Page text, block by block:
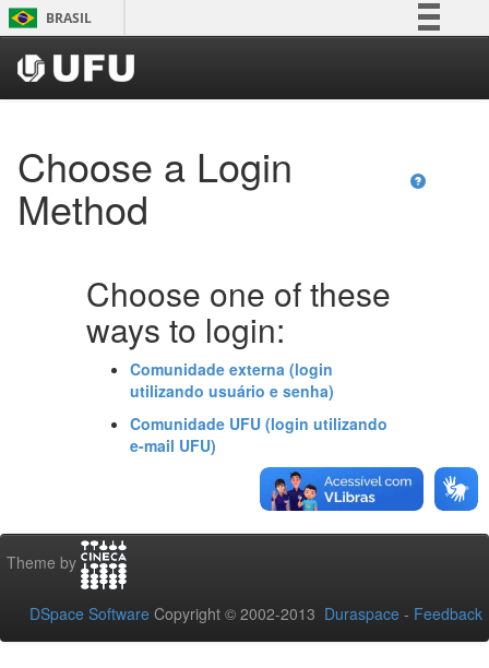
Skip
navigation
BRASIL
Choose a Login
Method
Choose one of these
ways to login:
Comunidade externa (login
utilizando usuário e senha)
Comunidade UFU (login utilizando
e-mail UFU)
Theme by
DSpace Software Copyright © 2002-2013 Duraspace - Feedback